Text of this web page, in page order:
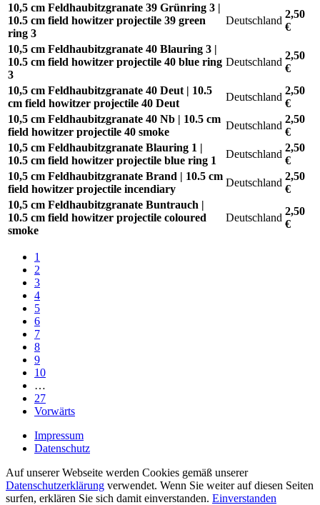
10,5 cm Feldhaubitzgranate 39 Grünring 3 |
10.5 cm field howitzer projectile 39 green
ring 3
Deutschland
2,50
€
10,5 cm Feldhaubitzgranate 40 Blauring 3 |
10.5 cm field howitzer projectile 40 blue ring
3
Deutschland
2,50
€
10,5 cm Feldhaubitzgranate 40 Deut | 10.5
cm field howitzer projectile 40 Deut
Deutschland
2,50
€
10,5 cm Feldhaubitzgranate 40 Nb | 10.5 cm
field howitzer projectile 40 smoke
Deutschland
2,50
€
10,5 cm Feldhaubitzgranate Blauring 1 |
10.5 cm field howitzer projectile blue ring 1
Deutschland
2,50
€
10,5 cm Feldhaubitzgranate Brand | 10.5 cm
field howitzer projectile incendiary
Deutschland
2,50
€
10,5 cm Feldhaubitzgranate Buntrauch |
10.5 cm field howitzer projectile coloured
smoke
Deutschland
2,50
€
1
2
3
4
5
6
7
8
9
10
…
27
Vorwärts
Impressum
Datenschutz
Auf unserer Webseite werden Cookies gemäß unserer
Datenschutzerklärung verwendet. Wenn Sie weiter auf diesen Seiten
surfen, erklären Sie sich damit einverstanden. Einverstanden